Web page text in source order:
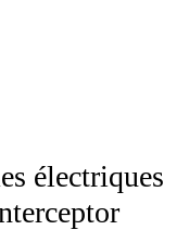
électriques